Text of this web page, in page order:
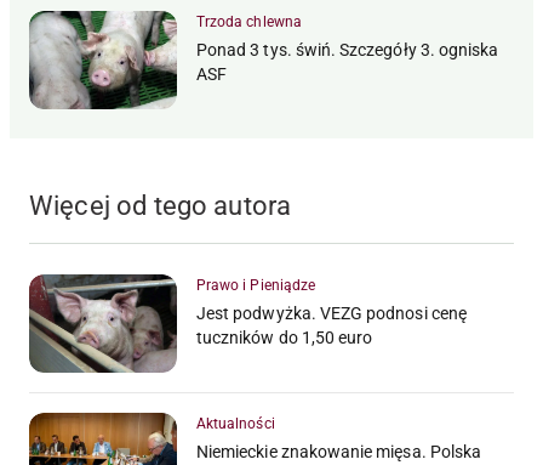
Trzoda chlewna
Ponad 3 tys. świń. Szczegóły 3. ogniska
ASF
Więcej od tego autora
Prawo i Pieniądze
Jest podwyżka. VEZG podnosi cenę
tuczników do 1,50 euro
Aktualności
Niemieckie znakowanie mięsa. Polska